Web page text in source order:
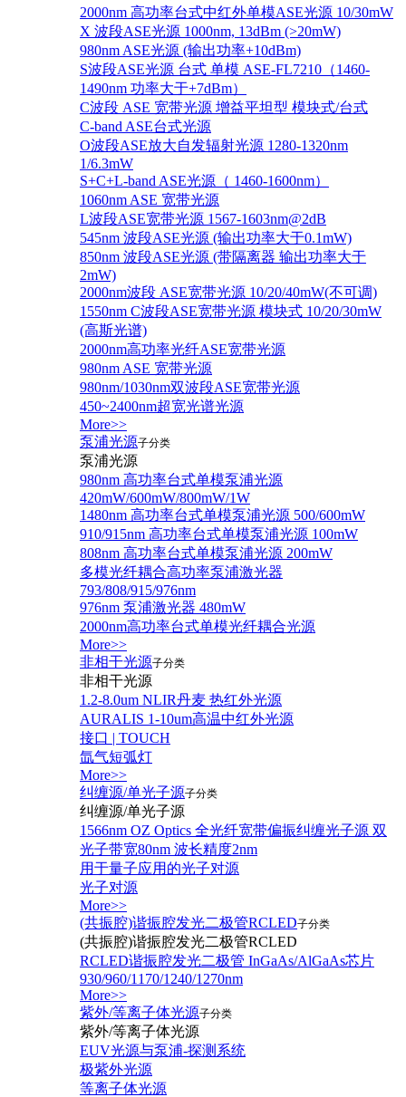
2000nm 高功率台式中红外单模ASE光源 10/30mW
X 波段ASE光源 1000nm, 13dBm (>20mW)
980nm ASE光源 (输出功率+10dBm)
S波段ASE光源 台式 单模 ASE-FL7210（1460-
1490nm 功率大于+7dBm）
C波段 ASE 宽带光源 增益平坦型 模块式/台式
C-band ASE台式光源
O波段ASE放大自发辐射光源 1280-1320nm
1/6.3mW
S+C+L-band ASE光源（ 1460-1600nm）
1060nm ASE 宽带光源
L波段ASE宽带光源 1567-1603nm@2dB
545nm 波段ASE光源 (输出功率大于0.1mW)
850nm 波段ASE光源 (带隔离器 输出功率大于
2mW)
2000nm波段 ASE宽带光源 10/20/40mW(不可调)
1550nm C波段ASE宽带光源 模块式 10/20/30mW
(高斯光谱)
2000nm高功率光纤ASE宽带光源
980nm ASE 宽带光源
980nm/1030nm双波段ASE宽带光源
450~2400nm超宽光谱光源
More>>
泵浦光源子分类
泵浦光源
980nm 高功率台式单模泵浦光源
420mW/600mW/800mW/1W
1480nm 高功率台式单模泵浦光源 500/600mW
910/915nm 高功率台式单模泵浦光源 100mW
808nm 高功率台式单模泵浦光源 200mW
多模光纤耦合高功率泵浦激光器
793/808/915/976nm
976nm 泵浦激光器 480mW
2000nm高功率台式单模光纤耦合光源
More>>
非相干光源子分类
非相干光源
1.2-8.0um NLIR丹麦 热红外光源
AURALIS 1-10um高温中红外光源
接口 | TOUCH
氙气短弧灯
More>>
纠缠源/单光子源子分类
纠缠源/单光子源
1566nm OZ Optics 全光纤宽带偏振纠缠光子源 双
光子带宽80nm 波长精度2nm
用于量子应用的光子对源
光子对源
More>>
(共振腔)谐振腔发光二极管RCLED子分类
(共振腔)谐振腔发光二极管RCLED
RCLED谐振腔发光二极管 InGaAs/AlGaAs芯片
930/960/1170/1240/1270nm
More>>
紫外/等离子体光源子分类
紫外/等离子体光源
EUV光源与泵浦-探测系统
极紫外光源
等离子体光源